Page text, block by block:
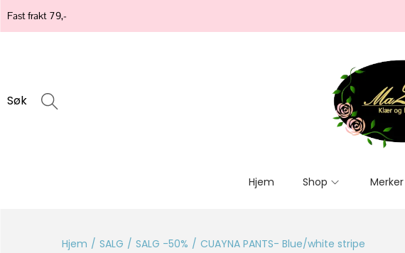
Fast frakt 79,-
Søk
Hjem Shop Merker
Hjem / SALG / SALG -50% / CUAYNA PANTS- Blue/white stripe